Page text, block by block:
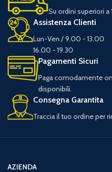
Su ordini superiori a
Assistenza Clienti
Lun-Ven / 9.00 - 13.00
16.00 - 19.30
Pagamenti Sicuri
Paga comodamente
disponibili.
Consegna Garantita
Traccia il tuo ordine per
AZIENDA